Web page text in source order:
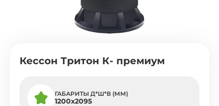
Кессон Тритон К- премиум
ГАБАРИТЫ Д*Ш*В (ММ)
1200х2095